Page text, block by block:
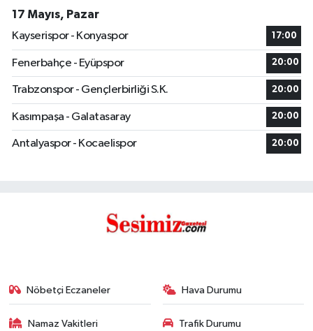
17 Mayıs, Pazar
Kayserispor - Konyaspor
17:00
Fenerbahçe - Eyüpspor 20:00
Trabzonspor - Gençlerbirliği S.K. 20:00
Kasımpaşa - Galatasaray 20:00
Antalyaspor - Kocaelispor 20:00
Nöbetçi Eczaneler Hava Durumu
Namaz Vakitleri Trafik Durumu